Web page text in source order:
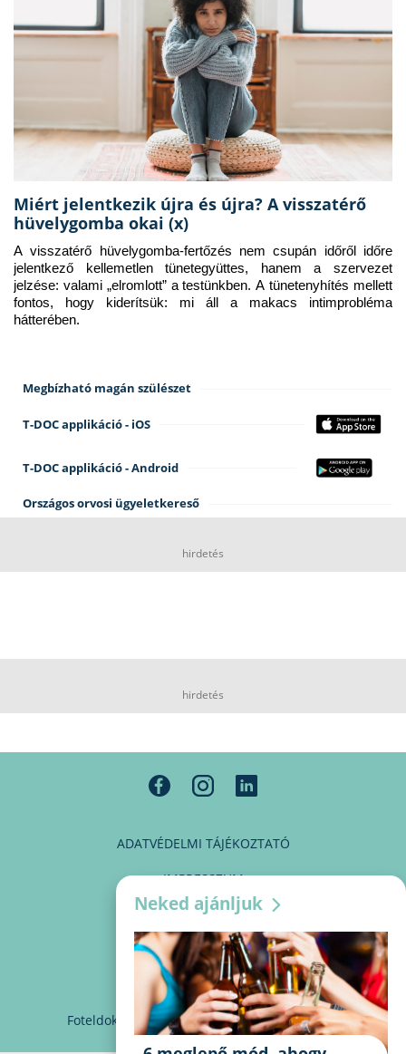
Miért jelentkezik újra és újra? A visszatérő
hüvelygomba okai (x)
A visszatérő hüvelygomba-fertőzés nem csupán időről időre
jelentkező kellemetlen tünetegyüttes, hanem a szervezet
jelzése: valami „elromlott” a testünkben. A tünetenyhítés mellett
fontos, hogy kiderítsük: mi áll a makacs intimprobléma
hátterében.
Megbízható magán szülészet
T-DOC applikáció - iOS
T-DOC applikáció - Android
Országos orvosi ügyeletkereső
hirdetés
hirdetés
ADATVÉDELMI TÁJÉKOZTATÓ
IMPRESSZUM
MÉDIAAJÁNLAT
PARTNEREINK
KAPCSOLAT
Foteldoki info@foteldoki.hu Süti beállítások
Neked ajánljuk